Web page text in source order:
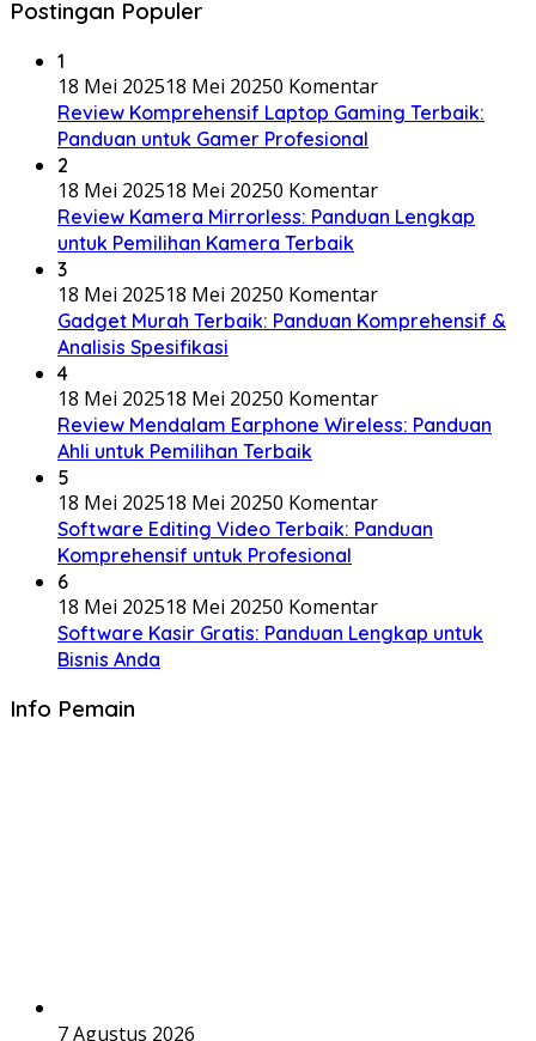
Postingan Populer
1
18 Mei 202518 Mei 20250 Komentar
Review Komprehensif Laptop Gaming Terbaik:
Panduan untuk Gamer Profesional
2
18 Mei 202518 Mei 20250 Komentar
Review Kamera Mirrorless: Panduan Lengkap
untuk Pemilihan Kamera Terbaik
3
18 Mei 202518 Mei 20250 Komentar
Gadget Murah Terbaik: Panduan Komprehensif &
Analisis Spesifikasi
4
18 Mei 202518 Mei 20250 Komentar
Review Mendalam Earphone Wireless: Panduan
Ahli untuk Pemilihan Terbaik
5
18 Mei 202518 Mei 20250 Komentar
Software Editing Video Terbaik: Panduan
Komprehensif untuk Profesional
6
18 Mei 202518 Mei 20250 Komentar
Software Kasir Gratis: Panduan Lengkap untuk
Bisnis Anda
Info Pemain
7 Agustus 2026